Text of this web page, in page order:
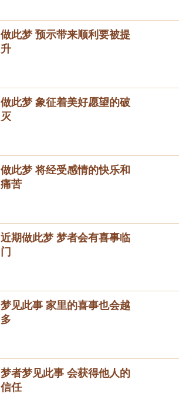
做此梦 预示带来顺利要被提
升
做此梦 象征着美好愿望的破
灭
做此梦 将经受感情的快乐和
痛苦
近期做此梦 梦者会有喜事临
门
梦见此事 家里的喜事也会越
多
梦者梦见此事 会获得他人的
信任